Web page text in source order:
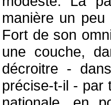
manière un
Fort de son
une couche,
décroitre -
précise-t-il - par